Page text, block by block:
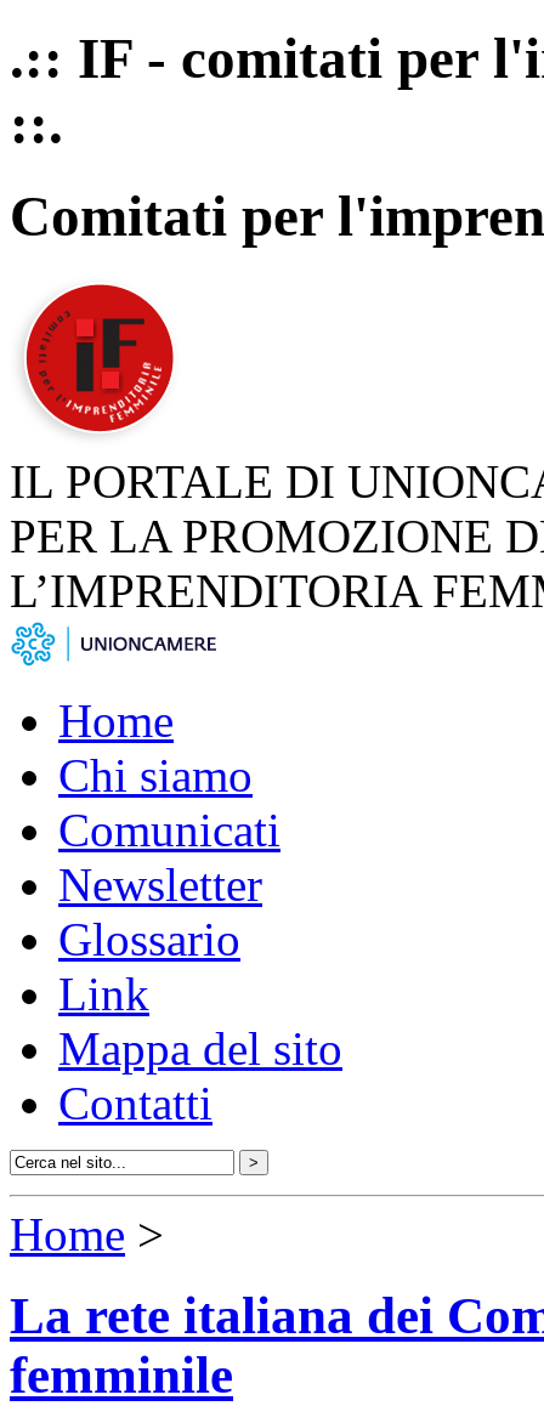
.:: IF - comitati per
::.
Comitati per
IL PORTALE DI
PER LA PROMOZIONE
L’IMPRENDITORIA
Home
Chi siamo
Comunicati
Newsletter
Glossario
Link
Mappa del sito
Contatti
Home >
La rete italiana dei
femminile